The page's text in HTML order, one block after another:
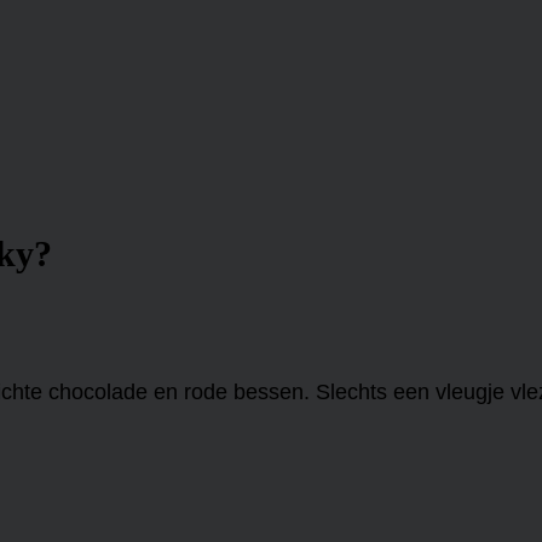
chocolade en rode bessen. Slechts een vleugje